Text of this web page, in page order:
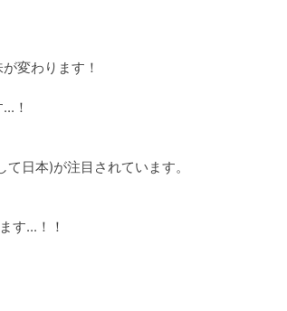
変わります！
！
日本)が注目されています。
す...！！